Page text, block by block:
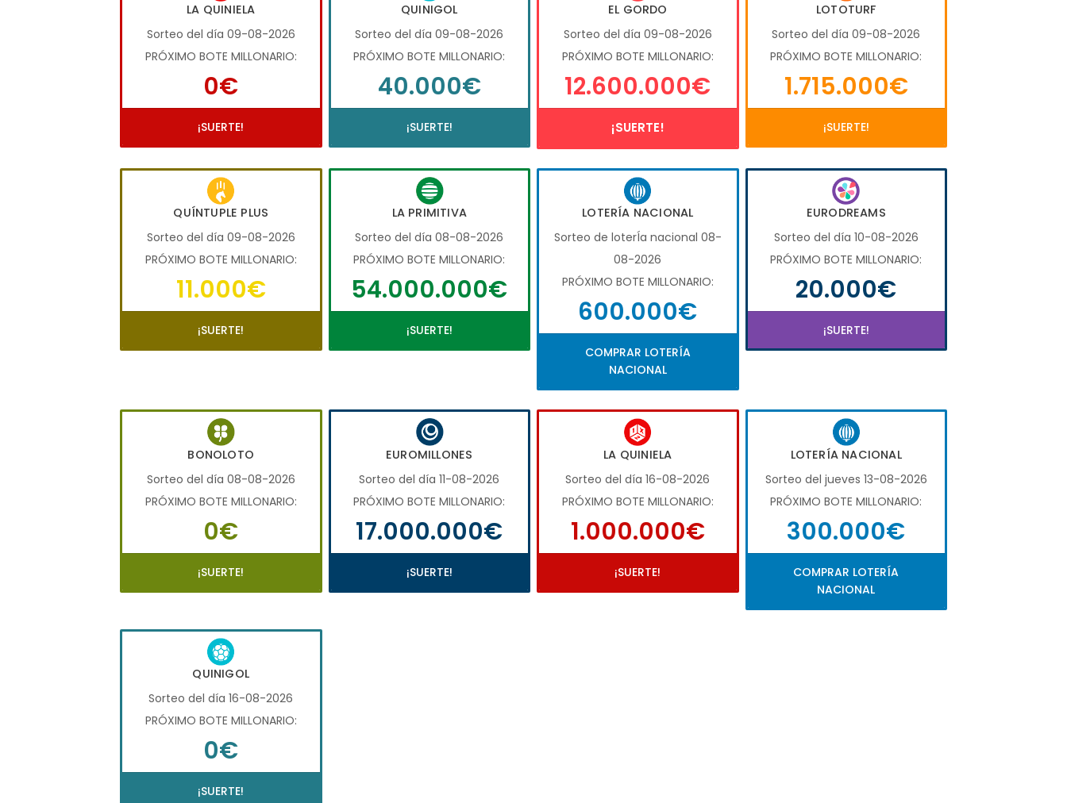
LA QUINIELA
Sorteo del día 09-08-2026
PRÓXIMO BOTE MILLONARIO:
0€
¡SUERTE!
QUINIGOL
Sorteo del día 09-08-2026
PRÓXIMO BOTE MILLONARIO:
40.000€
¡SUERTE!
EL GORDO
Sorteo del día 09-08-2026
PRÓXIMO BOTE MILLONARIO:
12.600.000€
¡SUERTE!
LOTOTURF
Sorteo del día 09-08-2026
PRÓXIMO BOTE MILLONARIO:
1.715.000€
¡SUERTE!
QUÍNTUPLE PLUS
Sorteo del día 09-08-2026
PRÓXIMO BOTE MILLONARIO:
11.000€
¡SUERTE!
LA PRIMITIVA
Sorteo del día 08-08-2026
PRÓXIMO BOTE MILLONARIO:
54.000.000€
¡SUERTE!
LOTERÍA NACIONAL
Sorteo de loterÍa nacional 08-
08-2026
PRÓXIMO BOTE MILLONARIO:
600.000€
COMPRAR LOTERÍA
NACIONAL
EURODREAMS
Sorteo del día 10-08-2026
PRÓXIMO BOTE MILLONARIO:
20.000€
¡SUERTE!
BONOLOTO
Sorteo del día 08-08-2026
PRÓXIMO BOTE MILLONARIO:
0€
¡SUERTE!
EUROMILLONES
Sorteo del día 11-08-2026
PRÓXIMO BOTE MILLONARIO:
17.000.000€
¡SUERTE!
LA QUINIELA
Sorteo del día 16-08-2026
PRÓXIMO BOTE MILLONARIO:
1.000.000€
¡SUERTE!
LOTERÍA NACIONAL
Sorteo del jueves 13-08-2026
PRÓXIMO BOTE MILLONARIO:
300.000€
COMPRAR LOTERÍA
NACIONAL
QUINIGOL
Sorteo del día 16-08-2026
PRÓXIMO BOTE MILLONARIO:
0€
¡SUERTE!